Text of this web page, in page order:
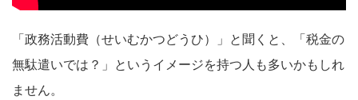
「政務活動費（せいむかつどうひ）」と聞くと、「税金の
無駄遣いでは？」というイメージを持つ人も多いかもしれ
ません。